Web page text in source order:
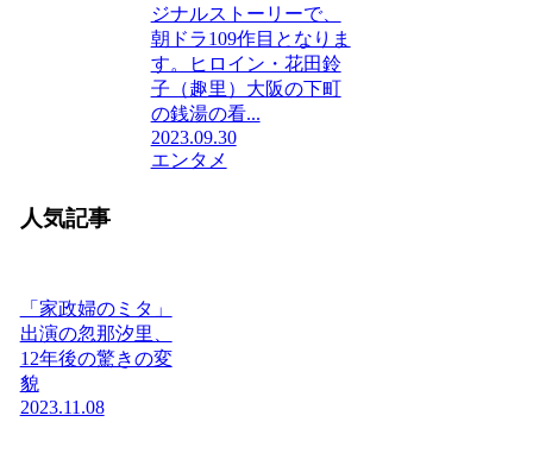
ジナルストーリーで、
朝ドラ109作目となりま
す。ヒロイン・花田鈴
子（趣里）大阪の下町
の銭湯の看...
2023.09.30
エンタメ
人気記事
「家政婦のミタ」
出演の忽那汐里、
12年後の驚きの変
貌
2023.11.08